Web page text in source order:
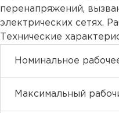
перенапряжений,
электрических сетях.
Технические
Номинальное
Максимальный